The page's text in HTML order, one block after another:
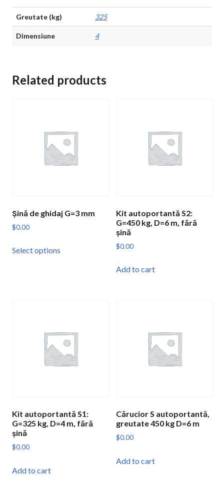
Greutate (kg) 325
Dimensiune 4
Related products
Șină de ghidaj G=3 mm
$0.00
Select options
may
be
chosen
page
Kit autoportantă S2:
G=450 kg, D=6 m, fără
șină
$0.00
Add to cart
Kit autoportantă S1:
G=325 kg, D=4 m, fără
șină
$0.00
Add to cart
Cărucior S autoportantă,
greutate 450 kg D=6 m
$0.00
Add to cart